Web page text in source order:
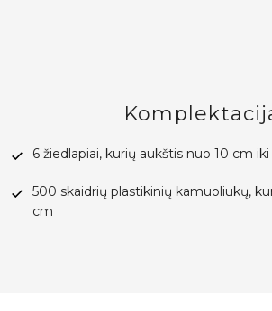
6 žiedlapiai, kurių aukštis nuo 10 cm
500 skaidrių plastikinių kamuoliukų,
cm